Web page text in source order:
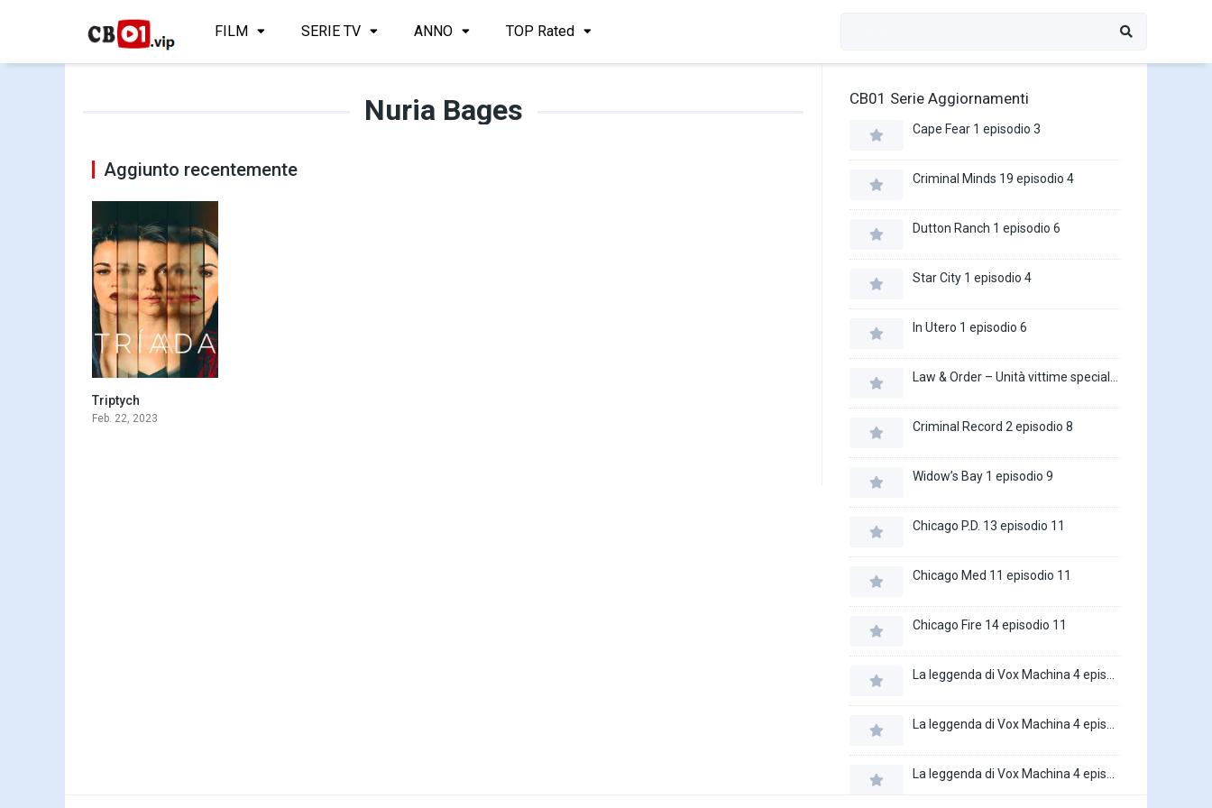
FILM SERIE TV ANNO TOP Rated
Nuria Bages
Aggiunto recentemente
Triptych
Feb. 22, 2023
CB01 Serie Aggiornamenti
Cape Fear 1 episodio 3
Criminal Minds 19 episodio 4
Dutton Ranch 1 episodio 6
Star City 1 episodio 4
In Utero 1 episodio 6
Criminal Record 2 episodio 8
Widow’s Bay 1 episodio 9
Chicago P.D. 13 episodio 11
Chicago Med 11 episodio 11
Chicago Fire 14 episodio 11